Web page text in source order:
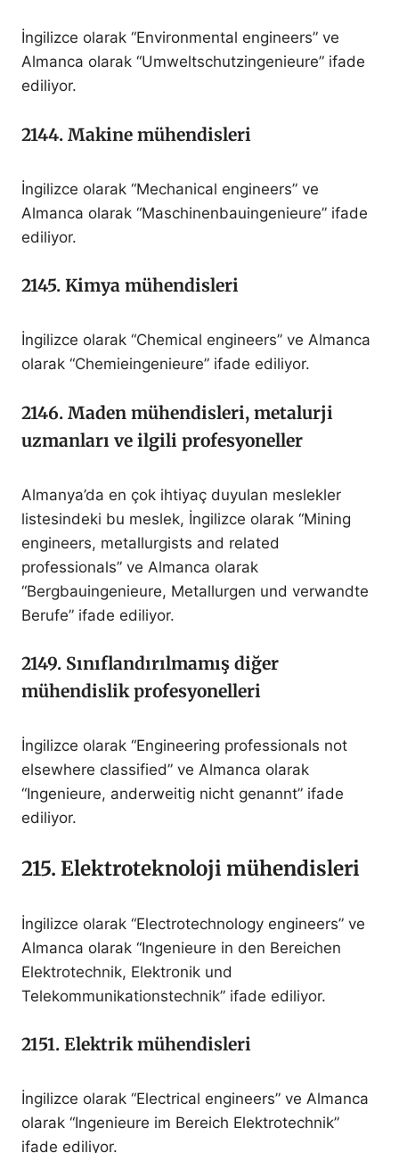
İngilizce olarak “Environmental engineers” ve
Almanca olarak “Umweltschutzingenieure” ifade
ediliyor.
2144. Makine mühendisleri
İngilizce olarak “Mechanical engineers” ve
Almanca olarak “Maschinenbauingenieure” ifade
ediliyor.
2145. Kimya mühendisleri
İngilizce olarak “Chemical engineers” ve Almanca
olarak “Chemieingenieure” ifade ediliyor.
2146. Maden mühendisleri, metalurji
uzmanları ve ilgili profesyoneller
Almanya’da en çok ihtiyaç duyulan meslekler
listesindeki bu meslek, İngilizce olarak “Mining
engineers, metallurgists and related
professionals” ve Almanca olarak
“Bergbauingenieure, Metallurgen und verwandte
Berufe” ifade ediliyor.
2149. Sınıflandırılmamış diğer
mühendislik profesyonelleri
İngilizce olarak “Engineering professionals not
elsewhere classified” ve Almanca olarak
“Ingenieure, anderweitig nicht genannt” ifade
ediliyor.
215. Elektroteknoloji mühendisleri
İngilizce olarak “Electrotechnology engineers” ve
Almanca olarak “Ingenieure in den Bereichen
Elektrotechnik, Elektronik und
Telekommunikationstechnik” ifade ediliyor.
2151. Elektrik mühendisleri
İngilizce olarak “Electrical engineers” ve Almanca
olarak “Ingenieure im Bereich Elektrotechnik”
ifade ediliyor.